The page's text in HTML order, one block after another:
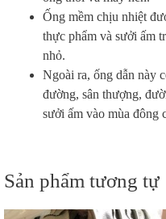
Ống mềm chịu nhiệt
thực phẩm và sưởi ấm
nhỏ.
Ngoài ra, ống dẫn này
đường, sân thượng,
sưởi ấm vào mùa đông
Sản phẩm tương tự